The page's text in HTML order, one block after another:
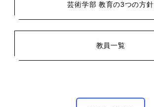
芸術学部 教育の3つの方針
教員一覧